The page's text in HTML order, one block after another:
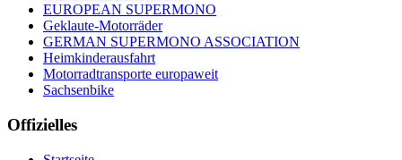
EUROPEAN SUPERMONO
Geklaute-Motorräder
GERMAN SUPERMONO ASSOCIATION
Heimkinderausfahrt
Motorradtransporte europaweit
Sachsenbike
Offizielles